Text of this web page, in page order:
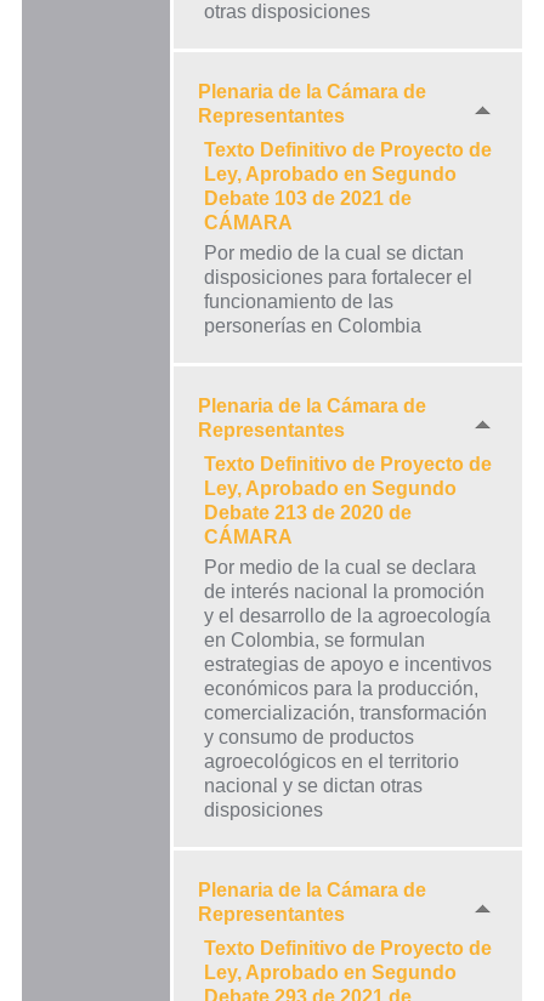
otras disposiciones
Plenaria de la Cámara de
Representantes
Texto Definitivo de Proyecto de
Ley, Aprobado en Segundo
Debate 103 de 2021 de
CÁMARA
Por medio de la cual se dictan
disposiciones para fortalecer el
funcionamiento de las
personerías en Colombia
Plenaria de la Cámara de
Representantes
Texto Definitivo de Proyecto de
Ley, Aprobado en Segundo
Debate 213 de 2020 de
CÁMARA
Por medio de la cual se declara
de interés nacional la promoción
y el desarrollo de la agroecología
en Colombia, se formulan
estrategias de apoyo e incentivos
económicos para la producción,
comercialización, transformación
y consumo de productos
agroecológicos en el territorio
nacional y se dictan otras
disposiciones
Plenaria de la Cámara de
Representantes
Texto Definitivo de Proyecto de
Ley, Aprobado en Segundo
Debate 293 de 2021 de